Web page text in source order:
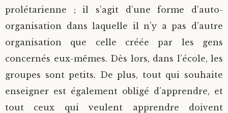
prolétarienne ; il s’agit d’une forme d’auto-
organisation dans laquelle il n’y a pas d’autre
organisation que celle créée par les gens
concernés eux-mêmes. Dès lors, dans l’école, les
groupes sont petits. De plus, tout qui souhaite
enseigner est également obligé d’apprendre, et
tout ceux qui veulent apprendre doivent